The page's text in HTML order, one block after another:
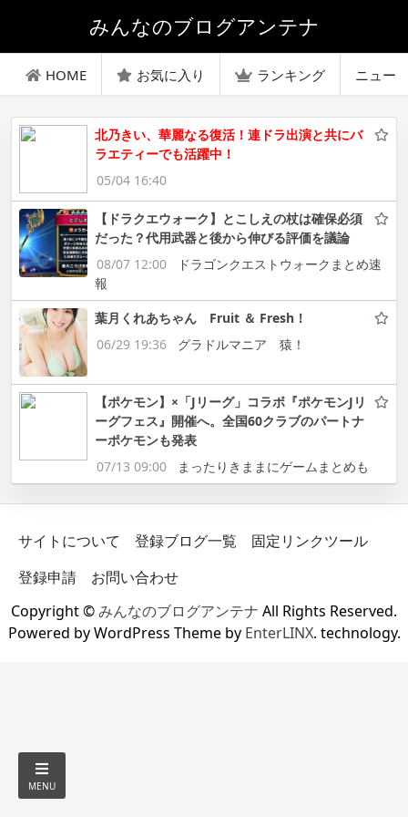
みんなのブログアンテナ
HOME お気に入り ランキング ニュー
北乃きい、華麗なる復活！連ドラ出演と共にバ
ラエティーでも活躍中！
05/04 16:40
【ドラクエウォーク】とこしえの杖は確保必須
だった？代用武器と後から伸びる評価を議論
08/07 12:00
ドラゴンクエストウォークまとめ速
報
葉月くれあちゃん Fruit ＆ Fresh！
06/29 19:36
グラドルマニア 猿！
【ポケモン】×「Jリーグ」コラボ『ポケモンJリ
ーグフェス』開催へ。全国60クラブのパートナ
ーポケモンも発表
07/13 09:00
まったりきままにゲームまとめも
サイトについて 登録ブログ一覧
固定リンクツール
登録申請
お問い合わせ
Copyright ©みんなのブログアンテナ All Rights Reserved.
Powered by WordPress Theme by EnterLINX. technology.
MENU